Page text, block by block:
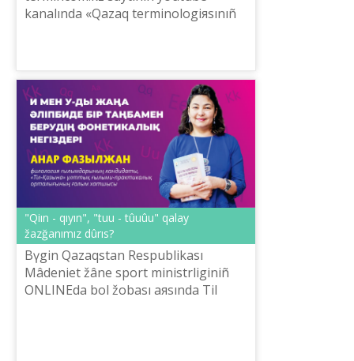
kanalında «Qazaq terminologiяsınıñ
"Qiın - qıyın", "tuu - tûuûu" qalay
žazğanımız dûrıs?
Bүgіn Qazaqstan Respublikası
Mâdeniet žâne sport ministrlіgіnіñ
ONLINEda bol žobası aяsında Tіl